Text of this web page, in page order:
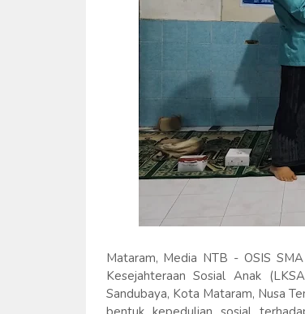
Mataram, Media NTB - OSIS
Kesejahteraan Sosial Anak
Sandubaya, Kota Mataram, Nusa